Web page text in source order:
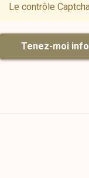
Le contrôle
Tenez-moi